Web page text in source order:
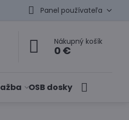
Panel používateľa
Nákupný košík
0 €
OSB dosky